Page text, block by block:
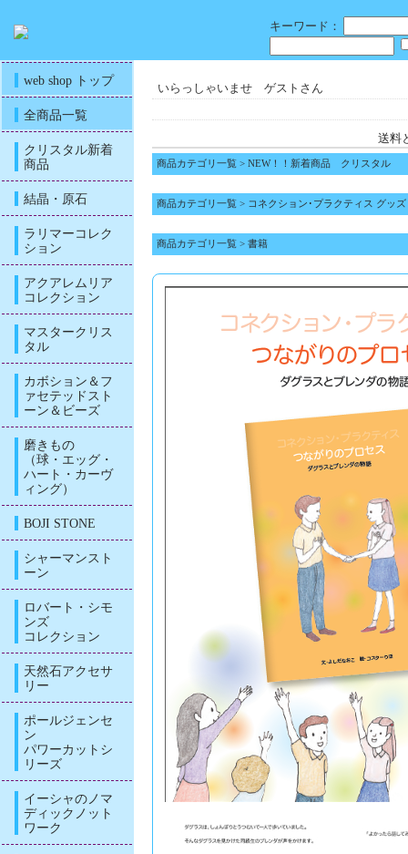
キーワード：
web shop トップ
全商品一覧
クリスタル新着
商品
結晶・原石
ラリマーコレク
ション
アクアレムリア
コレクション
マスタークリス
タル
カボション＆フ
ァセテッドスト
ーン＆ビーズ
磨きもの
（球・エッグ・
ハート・カーヴ
ィング）
BOJI STONE
シャーマンスト
ーン
ロバート・シモ
ンズ
コレクション
天然石アクセサ
リー
ポールジェンセ
ン
パワーカットシ
リーズ
イーシャのノマ
ディックノット
ワーク
いらっしゃいませ ゲストさん
送料
商品カテゴリ一覧 > NEW！！新着商品 クリスタル
商品カテゴリ一覧 > コネクション･プラクティス グッズ
商品カテゴリ一覧 > 書籍